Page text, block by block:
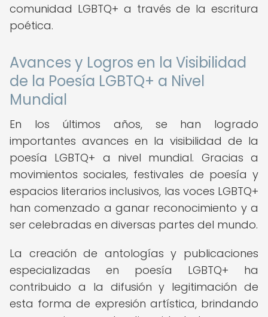
comunidad LGBTQ+ a través de la escritura
poética.
Avances y Logros en la Visibilidad
de la Poesía LGBTQ+ a Nivel
Mundial
En los últimos años, se han logrado
importantes avances en la visibilidad de la
poesía LGBTQ+ a nivel mundial. Gracias a
movimientos sociales, festivales de poesía y
espacios literarios inclusivos, las voces LGBTQ+
han comenzado a ganar reconocimiento y a
ser celebradas en diversas partes del mundo.
La creación de antologías y publicaciones
especializadas en poesía LGBTQ+ ha
contribuido a la difusión y legitimación de
esta forma de expresión artística, brindando